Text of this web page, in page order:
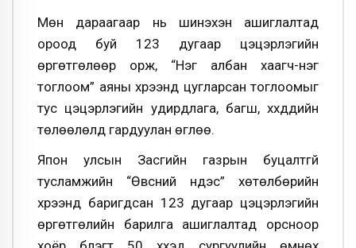
Мөн дараагаар нь шинэхэн ашиглалтад
ороод буй 123 дугаар цэцэрлэгийн
өргөтгөлөөр орж, “Нэг албан хаагч-нэг
тоглоом” аяны хүрээнд цугларсан тоглоомыг
тус цэцэрлэгийн удирдлага, багш, хүүхдүүдийн
төлөөлөлд гардуулан өглөө.
Япон улсын Засгийн газрын буцалтгүй
тусламжийн “Өвсний үндэс” хөтөлбөрийн
хүрээнд баригдсан 123 дугаар цэцэрлэгийн
өргөтгөлийн барилга ашиглалтад орсноор